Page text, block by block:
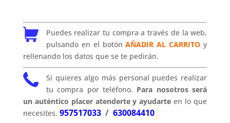
Puedes realizar tu compra a través de la web,
pulsando en el botónAÑADIR AL CARRITO y
rellenando los datos que se te pedirán.
Si quieres algo más personal puedes realizar
tu compra por teléfono. Para nosotros será
un auténtico placer atenderte y ayudarte en lo que
necesites. 957517033/ 630084410